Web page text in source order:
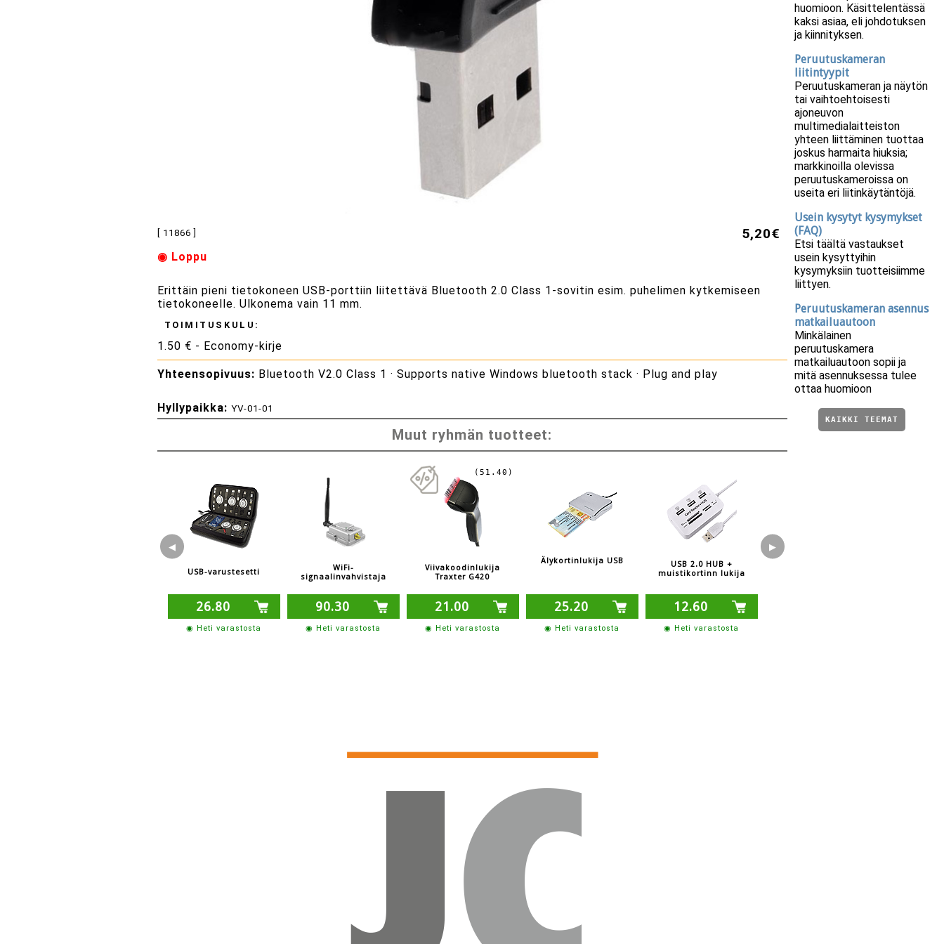
[ 11866 ] 5,20€
◉ Loppu
Erittäin pieni tietokoneen USB-porttiin liitettävä Bluetooth 2.0 Class 1-sovitin esim. puhelimen kytkemiseen
tietokoneelle. Ulkonema vain 11 mm.
TOIMITUSKULU:
1.50 € - Economy-kirje
Yhteensopivuus: Bluetooth V2.0 Class 1 · Supports native Windows bluetooth stack · Plug and play
Hyllypaikka: YV-01-01
Muut ryhmän tuotteet:
◀
USB-varustesetti
26.80
◉ Heti varastosta
WiFi-
signaalinvahvistaja
90.30
◉ Heti varastosta
(51.40)
Viivakoodinlukija
Traxter G420
21.00
◉ Heti varastosta
Älykortinlukija USB
25.20
◉ Heti varastosta
USB 2.0 HUB +
muistikortinn lukija
12.60
◉ Heti varastosta
▶
huomioon. Käsittelentässä
kaksi asiaa, eli johdotuksen
ja kiinnityksen.
Peruutuskameran
liitintyypit
Peruutuskameran ja näytön
tai vaihtoehtoisesti
ajoneuvon
multimedialaitteiston
yhteen liittäminen tuottaa
joskus harmaita hiuksia;
markkinoilla olevissa
peruutuskameroissa on
useita eri liitinkäytäntöjä.
Usein kysytyt kysymykset
(FAQ)
Etsi täältä vastaukset
usein kysyttyihin
kysymyksiin tuotteisiimme
liittyen.
Peruutuskameran asennus
matkailuautoon
Minkälainen
peruutuskamera
matkailuautoon sopii ja
mitä asennuksessa tulee
ottaa huomioon
KAIKKI TEEMAT